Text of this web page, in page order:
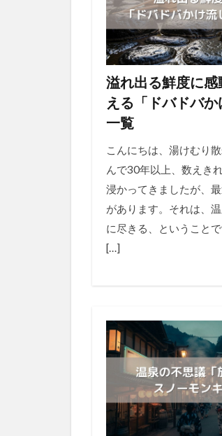
溢れ出る鮮度に
える「ドバドバ
一覧
こんにちは、湯けむり
んで30年以上、数えき
浸かってきましたが、
があります。それは、
に尽きる、ということで
[…]